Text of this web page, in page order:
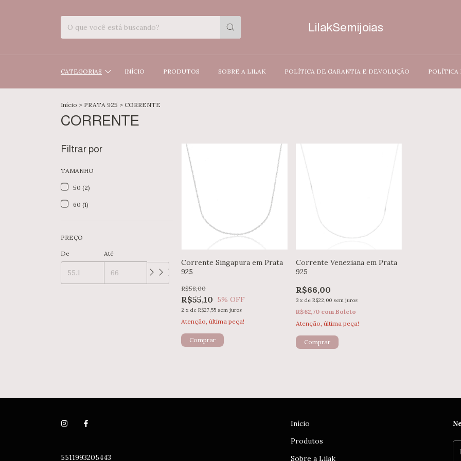
LilakSemijoias
CATEGORIAS INÍCIO PRODUTOS SOBRE A LILAK POLÍTICA DE GARANTIA E DEVOLUÇÃO POLÍTICA
Início > PRATA 925 > CORRENTE
CORRENTE
Filtrar por
TAMANHO
50 (2)
60 (1)
PREÇO
De Até
Corrente Singapura em Prata
925
R$55,10
R$58,00
5% OFF
2 x deR$27,55 sem juros
Atenção, última peça!
Comprar
Corrente Veneziana em Prata
925
R$66,00
3 x de R$22,00 sem juros
R$62,70 com Boleto
Atenção, última peça!
Comprar
5511993205443
Início
Produtos
Sobre a Lilak